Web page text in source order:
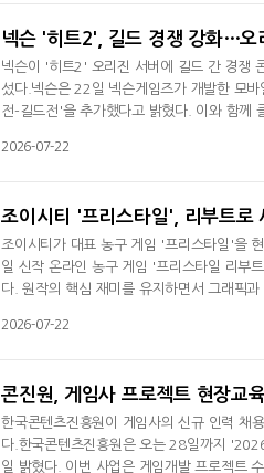
넥슨 '히트2', 길드 경쟁 강화…오
넥슨이 '히트2' 오리진 서버에 길드 간 경쟁
섰다.넥슨은 22일 넥슨게임즈가 개발한 모
전-길드전'을 추가했다고 밝혔다. 이와 함께
명이 참가해 거점을 두고 경쟁하며, 점령에
2026-07-22
조이시티 '프리스타일', 리부트
조이시티가 대표 농구 게임 '프리스타일'을
일 신작 온라인 농구 게임 '프리스타일 리부
다. 원작의 핵심 재미를 유지하면서 그래픽
트 농구 감성을 계승하는 한편, 신규 엔진을
2026-07-22
콘진원, 게임사 프로젝트 현장교
한국콘텐츠진흥원이 게임사의 신규 인력 채
다.한국콘텐츠진흥원은 오는 28일까지
일 밝혔다. 이번 사업은 게임개발 프로젝트